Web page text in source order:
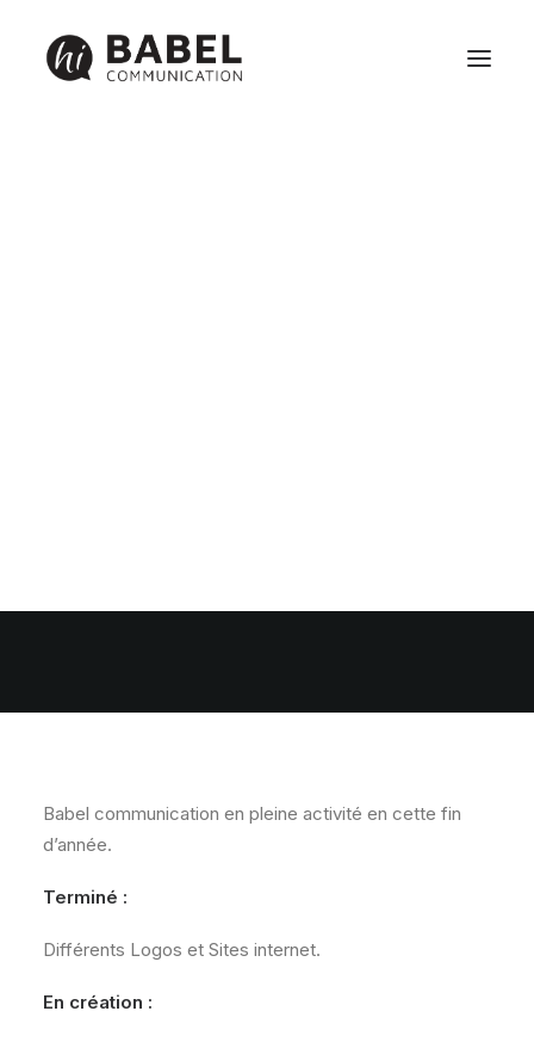
Babel communication en pleine activité en cette fin
d’année.
Terminé :
Différents Logos et Sites internet.
En création :